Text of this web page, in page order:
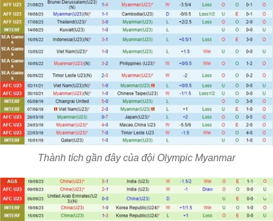
Thành tích gần đây của đội Olympic Myanmar